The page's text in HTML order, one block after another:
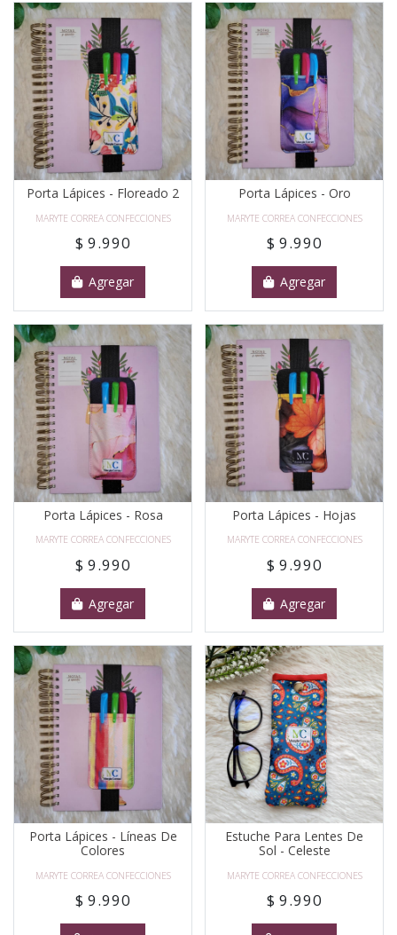
Porta Lápices - Floreado 2
MARYTE CORREA CONFECCIONES
$ 9.990
Agregar
Porta Lápices - Oro
MARYTE CORREA CONFECCIONES
$ 9.990
Agregar
Porta Lápices - Rosa
MARYTE CORREA CONFECCIONES
$ 9.990
Agregar
Porta Lápices - Hojas
MARYTE CORREA CONFECCIONES
$ 9.990
Agregar
Porta Lápices - Líneas De
Colores
MARYTE CORREA CONFECCIONES
$ 9.990
Estuche Para Lentes De
Sol - Celeste
MARYTE CORREA CONFECCIONES
$ 9.990